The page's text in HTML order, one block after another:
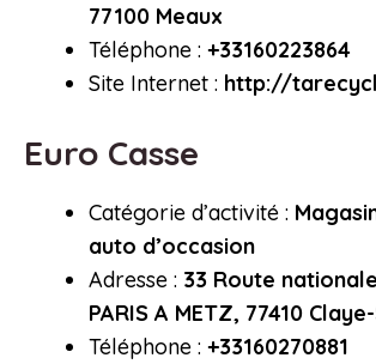
77100 Meaux
Téléphone : +33160223864
Site Internet : http://
Euro Casse
Catégorie d’activité :
auto d’occasion
Adresse : 33 Route
PARIS A METZ, 77410
Téléphone : +33160270881